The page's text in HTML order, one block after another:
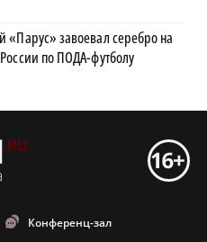
«Парус» завоевал серебро на
по ПОДА-футболу
Конференц-зал